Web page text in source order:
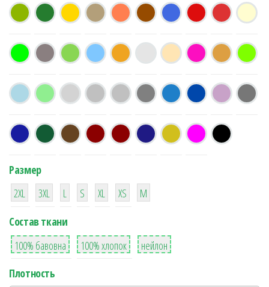
Размер
38
2XL
16
3XL
42
L
42
S
42
XL XS
М
Состав ткани
8
100% бавовна
36
100% хлопок
2
нейлон
Плотность